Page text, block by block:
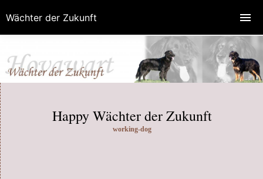
Happy Wächter der Zukunft
working-dog
Wächter der Zukunft